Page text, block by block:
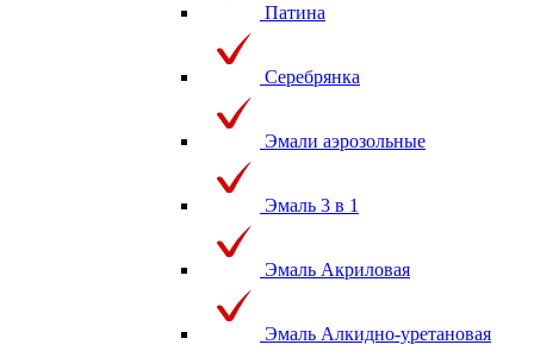
Патина
Серебрянка
Эмали аэрозольные
Эмаль 3 в 1
Эмаль Акриловая
Эмаль Алкидно-уретановая